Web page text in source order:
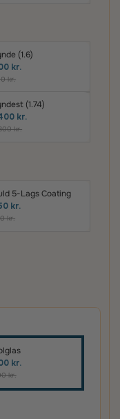
(1.6)
kr.
kr.
(1.74)
kr.
kr.
5-Lags Coating
kr.
kr.
kr.
kr.